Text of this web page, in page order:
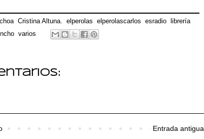
, Cristina Altuna. elperolas elperolascarlos esradio,
librería
, varios
Entrada antigua